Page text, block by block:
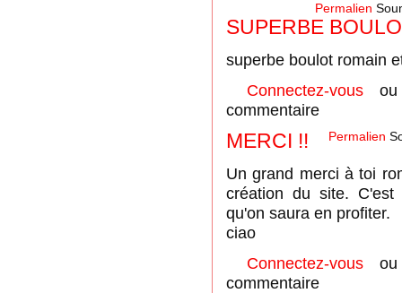
Permalien
SUPERBE
superbe boulot romain
Connectez-vous
commentaire
Permalien
MERCI !!
Un grand merci à toi
création du site. C'est
qu'on saura en profiter.
ciao
Connectez-vous
commentaire